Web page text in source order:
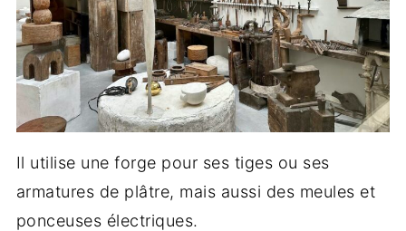
Il utilise une forge pour ses tiges ou ses
armatures de plâtre, mais aussi des meules et
ponceuses électriques.